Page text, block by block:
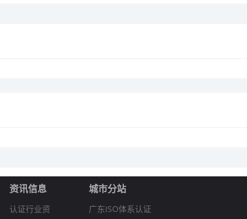
资讯信息
认证行业资
城市分站
广东ISO体系认证